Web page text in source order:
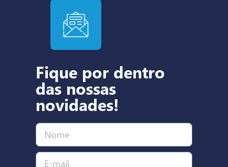
Fique por dentro
das nossas
novidades!